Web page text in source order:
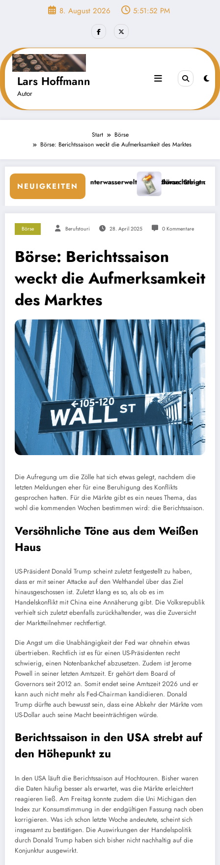
8. August 2026 5:51:53 PM
Lars Hoffmann
Autor
Start
Börse
Börse: Berichtssaison weckt die Aufmerksamkeit des Marktes
NEUIGKEITEN
Unterwasserwelt beim Schnorcheln entdecken
Börse: Steigt die Inflation wieder?
Börse Berufstouri 28. April 2025 0 Kommentare
Börse: Berichtssaison
weckt die Aufmerksamkeit
des Marktes
Die Aufregung um die Zölle hat sich etwas gelegt, nachdem die
letzten Meldungen eher für eine Beruhigung des Konflikts
gesprochen hatten. Für die Märkte gibt es ein neues Thema, das
wohl die kommenden Wochen bestimmen wird: die Berichtssaison.
Versöhnliche Töne aus dem Weißen
Haus
US-Präsident Donald Trump scheint zuletzt festgestellt zu haben,
dass er mit seiner Attacke auf den Welthandel über das Ziel
hinausgeschossen ist. Zuletzt klang es so, als ob es im
Handelskonflikt mit China eine Annäherung gibt. Die Volksrepublik
verhielt sich zuletzt ebenfalls zurückhaltender, was die Zuversicht
der Marktteilnehmer rechtfertigt.
Die Angst um die Unabhängigkeit der Fed war ohnehin etwas
übertrieben. Rechtlich ist es für einen US-Präsidenten recht
schwierig, einen Notenbankchef abzusetzen. Zudem ist Jerome
Powell in seiner letzten Amtszeit. Er gehört dem Board of
Governors seit 2012 an. Somit endet seine Amtszeit 2026 und er
kann auch nicht mehr als Fed-Chairman kandidieren. Donald
Trump dürfte auch bewusst sein, dass eine Abkehr der Märkte vom
US-Dollar auch seine Macht beeinträchtigen würde.
Berichtssaison in den USA strebt auf
den Höhepunkt zu
In den USA läuft die Berichtssaison auf Hochtouren. Bisher waren
die Daten häufig besser als erwartet, was die Märkte erleichtert
reagieren ließ. Am Freitag konnte zudem die Uni Michigan den
Index zur Konsumstimmung in der endgültigen Fassung nach oben
korrigieren. Was ich schon letzte Woche andeutete, scheint sich
insgesamt zu bestätigen. Die Auswirkungen der Handelspolitik
durch Donald Trump haben sich bisher nicht nachhaltig auf die
Konjunktur ausgewirkt.